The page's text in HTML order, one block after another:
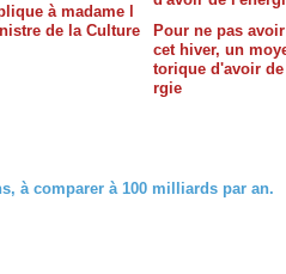
à madame l
de la Culture
Pour ne pas
cet hiver, un
torique d'avoir
rgie
à comparer à 100 milliards par an.